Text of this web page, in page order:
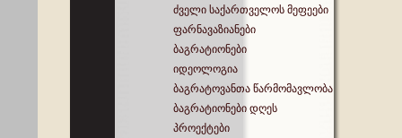
ძველი საქართველოს მეფეები
ფარნავაზიანები
ბაგრატიონები
იდეოლოგია
ბაგრატოვანთა წარმომავლობა
ბაგრატიონები დღეს
პროექტები